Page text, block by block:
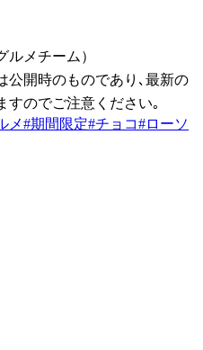
ルメチーム）
開時のものであり､最新の
すのでご注意ください｡
メ#期間限定#チョコ#ローソ